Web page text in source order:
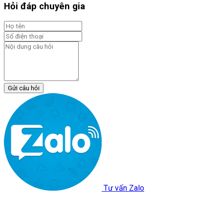
Hỏi đáp chuyên gia
Gửi câu hỏi
Tư vấn Zalo